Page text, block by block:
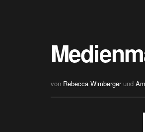
von Rebecca Wimbergerund